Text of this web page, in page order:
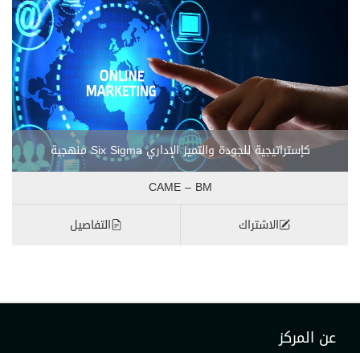
كإستراتيجية للجودة والتميز الإداري Six Sigma منهجية
CAME – BM
الاشتراك
التفاصيل
عن المركز